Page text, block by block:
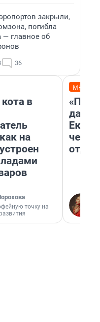
закрыли,
погибла
главное об
36
в
на
точку на
«Про
даже